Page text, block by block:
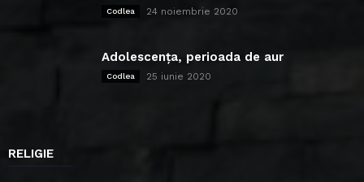
Codlea 24 noiembrie 2020
Adolescența, perioada de aur
Codlea 25 iunie 2020
RELIGIE